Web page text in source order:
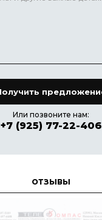
Или позвоните нам:
+7 (925) 77-22-406
ОТЗЫВЫ